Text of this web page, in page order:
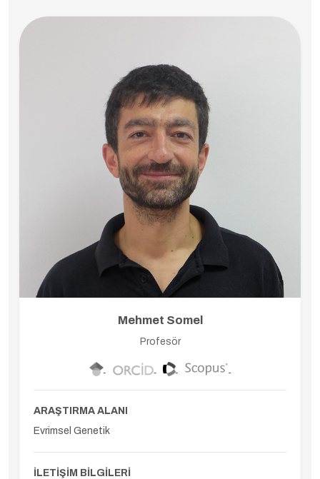
Mehmet Somel
Profesör
ARAŞTIRMA ALANI
Evrimsel Genetik
İLETİŞİM BİLGİLERİ